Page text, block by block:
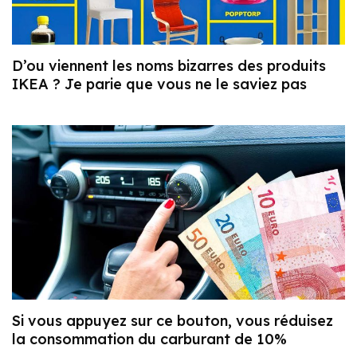
D’ou viennent les noms bizarres des produits
IKEA ? Je parie que vous ne le saviez pas
Si vous appuyez sur ce bouton, vous réduisez
la consommation du carburant de 10%